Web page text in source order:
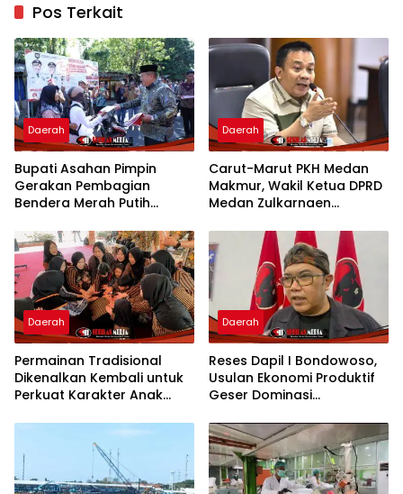
Pos Terkait
Daerah
Bupati Asahan Pimpin
Gerakan Pembagian
Bendera Merah Putih
Kemerdekaan
Daerah
Carut-Marut PKH Medan
Makmur, Wakil Ketua DPRD
Medan Zulkarnaen
Pemko Salurkan Bansos
Daerah
Permainan Tradisional
Dikenalkan Kembali untuk
Perkuat Karakter Anak
Daerah
Reses Dapil I Bondowoso,
Usulan Ekonomi Produktif
Geser Dominasi